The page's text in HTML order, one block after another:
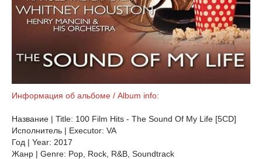
Информация об альбоме / Album info:
Название | Title: 100 Film Hits - The Sound Of My Life [5CD]
Исполнитель | Executor: VA
Год | Year: 2017
Жанр | Genre: Pop, Rock, R&B, Soundtrack